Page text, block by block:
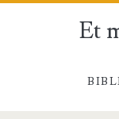
Et